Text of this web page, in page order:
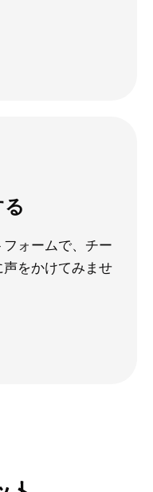
ォームで、チー
をかけてみませ